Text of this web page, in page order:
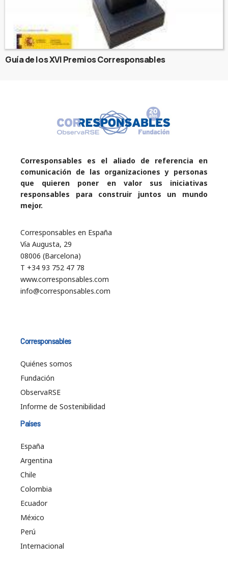
Guía de los XVI Premios Corresponsables
Corresponsables es el aliado de referencia en
comunicación de las organizaciones y personas
que quieren poner en valor sus iniciativas
responsables para construir juntos un mundo
mejor.
Corresponsables en España
Vía Augusta, 29
08006 (Barcelona)
T +34 93 752 47 78
www.corresponsables.com
info@corresponsables.com
Corresponsables
Quiénes somos
Fundación
ObservaRSE
Informe de Sostenibilidad
Países
España
Argentina
Chile
Colombia
Ecuador
México
Perú
Internacional